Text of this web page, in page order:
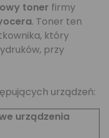
toner firmy
. Toner ten
który
przy
urządzeń:
urządzenia